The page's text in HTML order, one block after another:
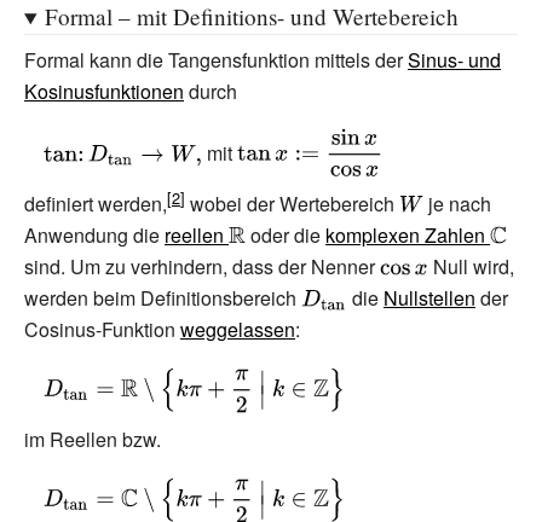
=\cot \beta
=\cot(90^{\circ
}-\alpha ).}
Formal – mit Definitions- und Wertebereich
Formal kann die Tangensfunktion mittels derSinus- und
Kosinusfunktionen durch
{\displaystyle
\tan \colon
D_{\tan }\to
W,}
mit {\displaystyle
\tan x:={\frac
{\sin x}{\cos
x}}}
definiert werden, wobei der Wertebereich {\displaystyle
W}
je nach
Anwendung die reellen {\displaystyle
\mathbb {R} }
oder die komplexen Zahlen
sind. Um zu verhindern, dass der Nenner{\displaystyle
\cos x}
Null wird,
werden beim Definitionsbereich {\displaystyle
die Nullstellen der
Cosinus-Funktion weggelassen:
{\displaystyle
}=\mathbb
\setminus
im Reellen bzw.
{\displaystyle